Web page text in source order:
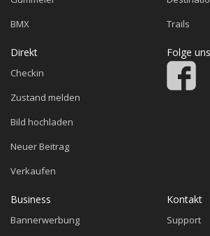
BMX
Trails
Direkt
Checkin
Zustand melden
Bild hochladen
Neuer Beitrag
Verkaufen
Folge uns
Business
Bannerwerbung
Kontakt
Support